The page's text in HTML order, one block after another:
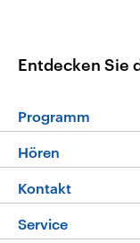
Entdecken Sie
Programm
Programm
Die
Hören
Livestream
Kontakt
Hörerservice
Service